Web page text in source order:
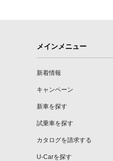
メインメニュー
新着情報
キャンペーン
新車を探す
試乗車を探す
カタログを請求する
U-Carを探す